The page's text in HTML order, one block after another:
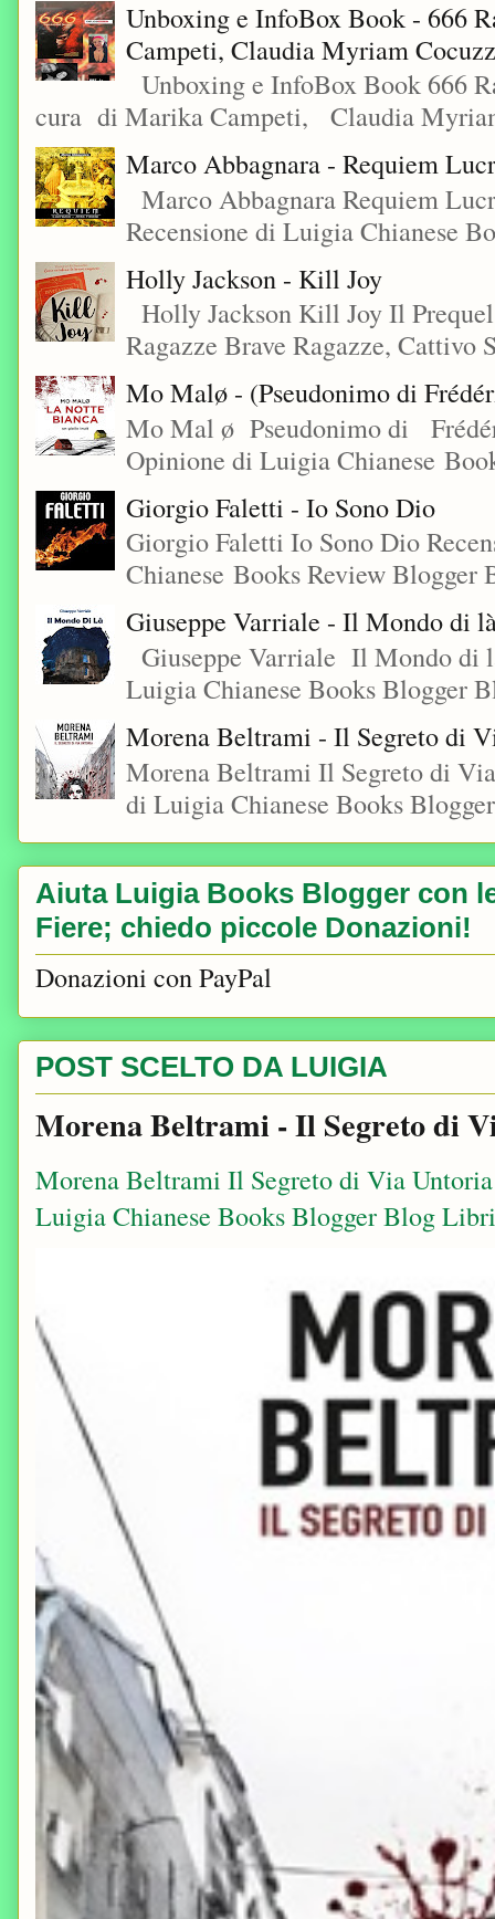
Unboxing e InfoBox Book - 666
Campeti, Claudia Myriam
Unboxing e InfoBox Book 666
cura di Marika Campeti, Claudia
Marco Abbagnara - Requiem
Marco Abbagnara Requiem
Recensione di Luigia Chianese
Holly Jackson - Kill Joy
Holly Jackson Kill Joy Il
Ragazze Brave Ragazze, Cattivo
Mo Malø - (Pseudonimo di
Mo Mal ø Pseudonimo di
Opinione di Luigia Chianese
Giorgio Faletti - Io Sono Dio
Giorgio Faletti Io Sono Dio
Chianese Books Review
Giuseppe Varriale - Il Mondo di
Giuseppe Varriale Il Mondo di
Luigia Chianese Books
Morena Beltrami - Il Segreto di
Morena Beltrami Il Segreto di
di Luigia Chianese Books
Aiuta Luigia Books Blogger con
Fiere; chiedo piccole Donazioni!
Donazioni con PayPal
POST SCELTO DA LUIGIA
Morena Beltrami - Il Segreto di
Morena Beltrami Il Segreto di Via
Luigia Chianese Books Blogger Blog